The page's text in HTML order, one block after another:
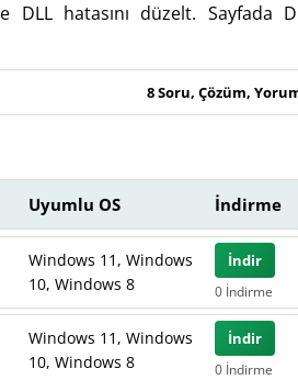
hatasını düzelt. Sayfada
8 Soru, Çözüm,
Uyumlu OS İndirme
Windows 11, Windows
10, Windows 8
İndir
0 İndirme
Windows 11, Windows
10, Windows 8
İndir
0 İndirme